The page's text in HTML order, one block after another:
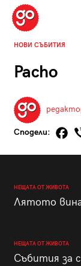
НОВИ СЪБИТИЯ
Pacho
Сподели:
НЕЩАТА ОТ ЖИВОТА
Лятото
НЕЩАТА ОТ ЖИВОТА
Събития за